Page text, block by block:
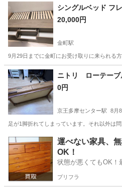
神奈川 藤沢市 その他
シングルベッド フ
20,000円
金町駅
9月29日までに金町にお受け取りに来られる
東京 葛飾区 金町駅
ニトリ ローテーブ
0円
京王多摩センター駅 8月
足が1脚折れてしまっています。それ以外は
東京 多摩市 京王多摩センター駅
運べない家具、
OK！
状態が悪くてもOK！
プリフラ